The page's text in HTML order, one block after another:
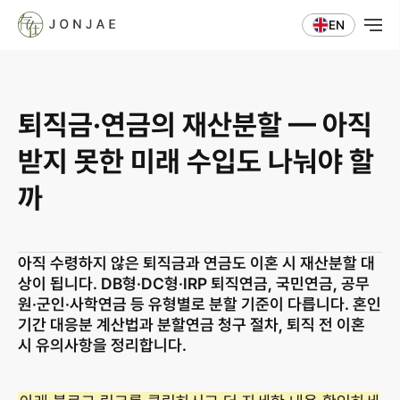
EN
퇴직금·연금의 재산분할 — 아직
받지 못한 미래 수입도 나눠야 할
까
아직 수령하지 않은 퇴직금과 연금도 이혼 시 재산분할 대
상이 됩니다. DB형·DC형·IRP 퇴직연금, 국민연금, 공무
원·군인·사학연금 등 유형별로 분할 기준이 다릅니다. 혼인
기간 대응분 계산법과 분할연금 청구 절차, 퇴직 전 이혼
시 유의사항을 정리합니다.